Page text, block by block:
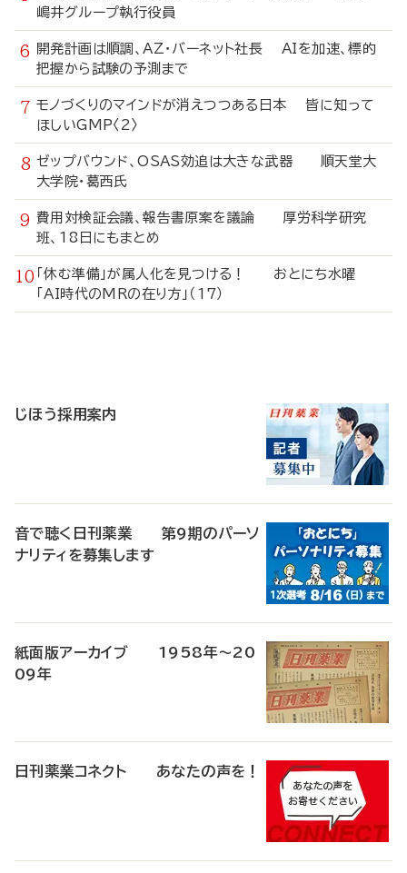
嶋井グループ執行役員
開発計画は順調、AZ・バーネット社長 AIを加速、標的
把握から試験の予測まで
モノづくりのマインドが消えつつある日本 皆に知って
ほしいGMP〈2〉
ゼップバウンド、OSAS効追は大きな武器 順天堂大
大学院・葛西氏
費用対検証会議、報告書原案を議論 厚労科学研究
班、18日にもまとめ
「休む準備」が属人化を見つける！ おとにち水曜
「AI時代のMRの在り方」（17）
じほう採用案内
音で聴く日刊薬業 第9期のパーソ
ナリティを募集します
紙面版アーカイブ 1958年～20
09年
日刊薬業コネクト あなたの声を！